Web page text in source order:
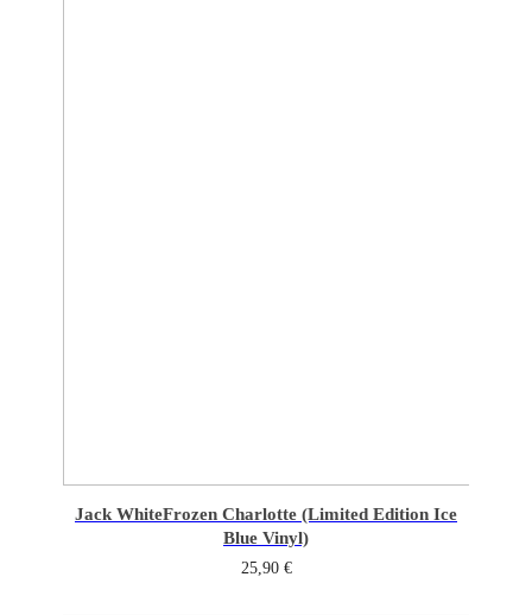
Jack WhiteFrozen Charlotte (Limited Edition Ice
Blue Vinyl)
25,90 €